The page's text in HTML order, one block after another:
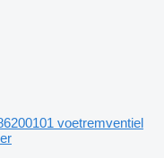
voetremventiel